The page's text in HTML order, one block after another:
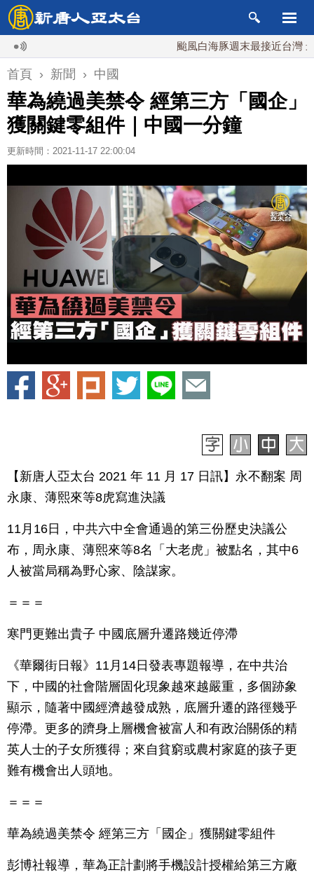
颱風白海豚週末最接近台灣 最快9
首頁 › 新聞 › 中國
華為繞過美禁令 經第三方「國企」
獲關鍵零組件｜中國一分鐘
更新時間：2021-11-17 22:00:04
【新唐人亞太台 2021 年 11 月 17 日訊】永不翻案 周
永康、薄熙來等8虎寫進決議
11月16日，中共六中全會通過的第三份歷史決議公
布，周永康、薄熙來等8名「大老虎」被點名，其中6
人被當局稱為野心家、陰謀家。
＝＝＝
寒門更難出貴子 中國底層升遷路幾近停滯
《華爾街日報》11月14日發表專題報導，在中共治
下，中國的社會階層固化現象越來越嚴重，多個跡象
顯示，隨著中國經濟越發成熟，底層升遷的路徑幾乎
停滯。更多的躋身上層機會被富人和有政治關係的精
英人士的子女所獲得；來自貧窮或農村家庭的孩子更
難有機會出人頭地。
＝＝＝
華為繞過美禁令 經第三方「國企」獲關鍵零組件
彭博社報導，華為正計劃將手機設計授權給第三方廠